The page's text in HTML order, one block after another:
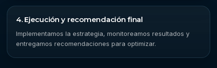
4. Ejecución y recomendación final
Implementamos la estrategia, monitoreamos resultados y
entregamos recomendaciones para optimizar.